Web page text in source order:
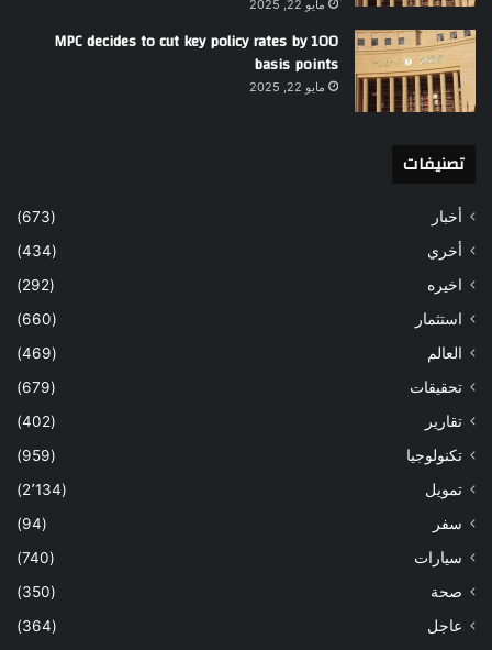
مايو 22, 2025
MPC decides to cut key policy rates by 100
basis points
مايو 22, 2025
تصنيفات
أخبار
(673)
أخري
(434)
اخيره
(292)
استثمار
(660)
العالم
(469)
تحقيقات
(679)
تقارير
(402)
تكنولوجيا
(959)
تمويل
(2٬134)
سفر
(94)
سيارات
(740)
صحة
(350)
عاجل
(364)